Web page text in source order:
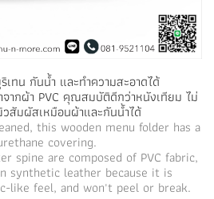
เทน กันน้ำ และทำความสะอาดได้
ากผ้า PVC คุณสมบัติดีกว่าหนังเทียม ไม่
สัมผัสเหมือนผ้าและกันน้ำได้
this wooden menu folder has a
covering.
spine are composed of PVC fabric,
synthetic leather because it is
like feel, and won't peel or break.